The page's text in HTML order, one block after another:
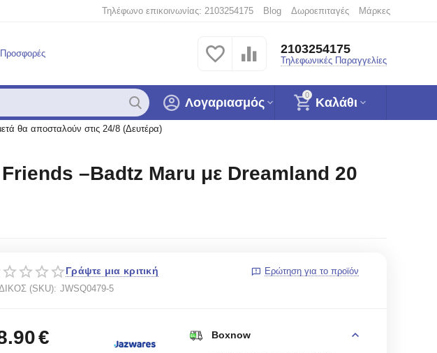
Τηλέφωνο επικοινωνίας: 2103254175 Blog Δωροεπιταγές Μάρκες
Προσφορές 2103254175
Τηλεφωνικές Παραγγελίες
0
Καλάθι
Λογαριασμός
θα αποσταλούν στις 24/8 (Δευτέρα)
–Badtz Maru με Dreamland 20
Γράψτε μια κριτική
Ερώτηση για το προϊόν
(SKU): JWSQ0479-5
€ Boxnow